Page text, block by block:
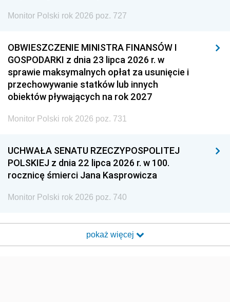
Monitor Polski rok 2026 poz. 727
OBWIESZCZENIE MINISTRA FINANSÓW I
GOSPODARKI z dnia 23 lipca 2026 r. w
sprawie maksymalnych opłat za usunięcie i
przechowywanie statków lub innych
obiektów pływających na rok 2027
Monitor Polski rok 2026 poz. 731
UCHWAŁA SENATU RZECZYPOSPOLITEJ
POLSKIEJ z dnia 22 lipca 2026 r. w 100.
rocznicę śmierci Jana Kasprowicza
Monitor Polski rok 2026 poz. 740
pokaż więcej